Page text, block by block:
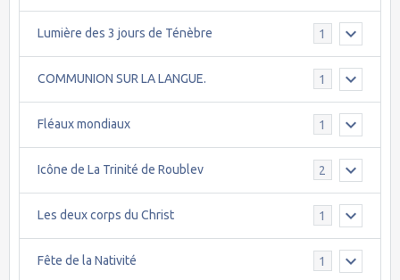
Lumière des 3 jours de Ténèbre 1
COMMUNION SUR LA LANGUE. 1
Fléaux mondiaux 1
Icône de La Trinité de Roublev 2
Les deux corps du Christ 1
Fête de la Nativité 1